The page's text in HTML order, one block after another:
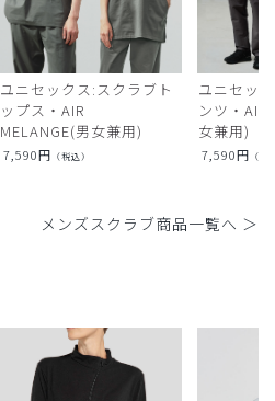
ユニセックス:スクラブト
ップス・AIR
MELANGE(男女兼用)
7,590円 （税込）
ユニセッ
ンツ・AIR
女兼用)
7,590円 （税
メンズスクラブ商品一覧へ ＞